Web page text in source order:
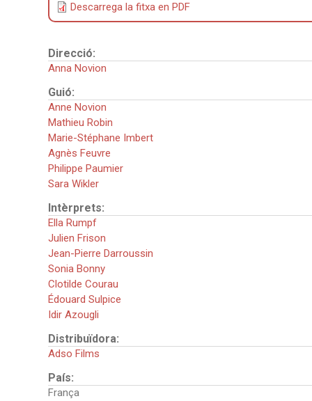
Descarrega la fitxa en PDF
Direcció:
Anna Novion
Guió:
Anne Novion
Mathieu Robin
Marie-Stéphane Imbert
Agnès Feuvre
Philippe Paumier
Sara Wikler
Intèrprets:
Ella Rumpf
Julien Frison
Jean-Pierre Darroussin
Sonia Bonny
Clotilde Courau
Édouard Sulpice
Idir Azougli
Distribuïdora:
Adso Films
País:
França